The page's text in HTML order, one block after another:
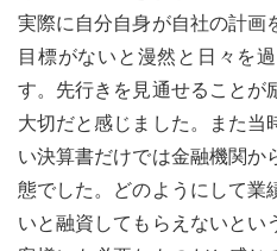
実際に自分自身が自社の計画
目標がないと漫然と日々を
す。先行きを見通せることが
大切だと感じました。また当
い決算書だけでは金融機関か
態でした。どのようにして業
いと融資してもらえないとい